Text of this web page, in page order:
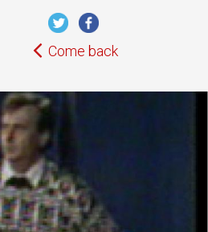
Come back